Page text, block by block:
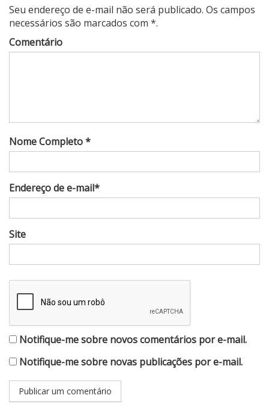
Seu endereço de e-mail não será publicado. Os campos
necessários são marcados com *.
Comentário
Nome Completo *
Endereço de e-mail*
Site
Notifique-me sobre novos comentários por e-mail.
Notifique-me sobre novas publicações por e-mail.